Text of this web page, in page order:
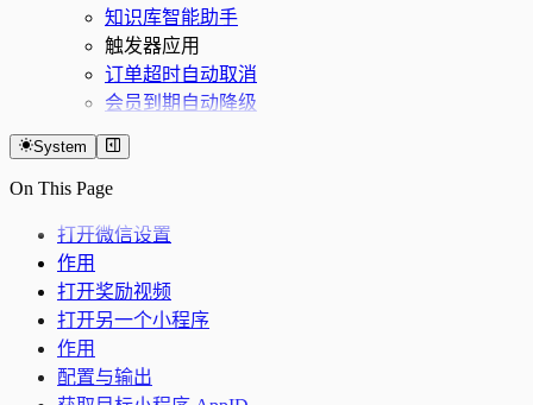
知识库智能助手
触发器应用
订单超时自动取消
会员到期自动降级
System
On This Page
打开微信设置
作用
打开奖励视频
打开另一个小程序
作用
配置与输出